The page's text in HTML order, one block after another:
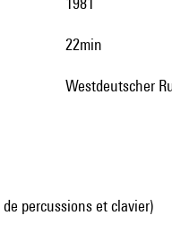
22min
Westdeutscher
percussions et clavier)